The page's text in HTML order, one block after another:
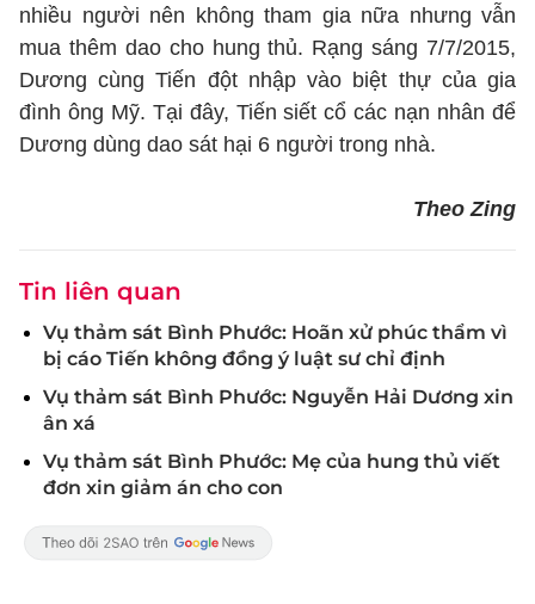
nhiều người nên không tham gia nữa nhưng vẫn
mua thêm dao cho hung thủ. Rạng sáng 7/7/2015,
Dương cùng Tiến đột nhập vào biệt thự của gia
đình ông Mỹ. Tại đây, Tiến siết cổ các nạn nhân để
Dương dùng dao sát hại 6 người trong nhà.
Theo Zing
Tin liên quan
Vụ thảm sát Bình Phước: Hoãn xử phúc thẩm vì
bị cáo Tiến không đồng ý luật sư chỉ định
Vụ thảm sát Bình Phước: Nguyễn Hải Dương xin
ân xá
Vụ thảm sát Bình Phước: Mẹ của hung thủ viết
đơn xin giảm án cho con